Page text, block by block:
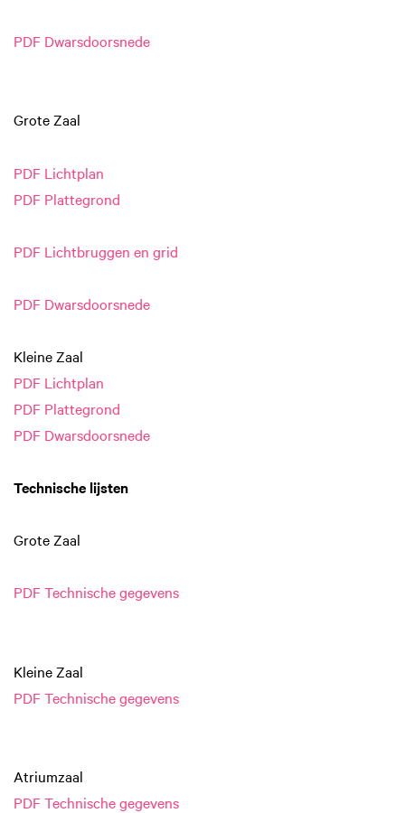
PDF Dwarsdoorsnede
Grote Zaal
PDF Lichtplan
PDF Plattegrond
PDF Lichtbruggen en grid
PDF Dwarsdoorsnede
Kleine Zaal
PDF Lichtplan
PDF Plattegrond
PDF Dwarsdoorsnede
Technische lijsten
Grote Zaal
PDF Technische gegevens
Kleine Zaal
PDF Technische gegevens
Atriumzaal
PDF Technische gegevens